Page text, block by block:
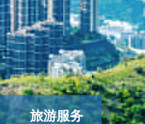
旅游服务